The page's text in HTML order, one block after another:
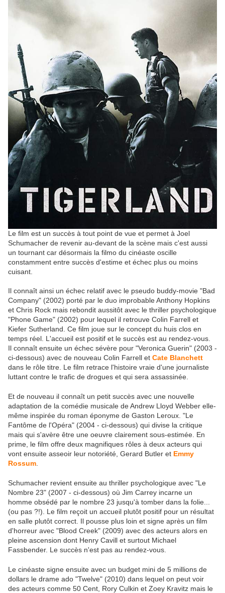
Le film est un succès à tout point de vue et permet à Joel
Schumacher de revenir au-devant de la scène mais c'est aussi
un tournant car désormais la filmo du cinéaste oscille
constamment entre succès d'estime et échec plus ou moins
cuisant.
Il connaît ainsi un échec relatif avec le pseudo buddy-movie "Bad
Company" (2002) porté par le duo improbable Anthony Hopkins
et Chris Rock mais rebondit aussitôt avec le thriller psychologique
"Phone Game" (2002) pour lequel il retrouve Colin Farrell et
Kiefer Sutherland. Ce film joue sur le concept du huis clos en
temps réel. L'accueil est positif et le succès est au rendez-vous.
Il connaît ensuite un échec sévère pour "Veronica Guerin" (2003 -
ci-dessous) avec de nouveau Colin Farrell et Cate Blanchett
dans le rôle titre. Le film retrace l'histoire vraie d'une journaliste
luttant contre le trafic de drogues et qui sera assassinée.
Et de nouveau il connaît un petit succès avec une nouvelle
adaptation de la comédie musicale de Andrew Lloyd Webber elle-
même inspirée du roman éponyme de Gaston Leroux. "Le
Fantôme de l'Opéra" (2004 - ci-dessous) qui divise la critique
mais qui s'avère être une oeuvre clairement sous-estimée. En
prime, le film offre deux magnifiques rôles à deux acteurs qui
vont ensuite asseoir leur notoriété, Gerard Butler et Emmy
Rossum
Schumacher revient ensuite au thriller psychologique avec "Le
Nombre 23" (2007 - ci-dessous) où Jim Carrey incarne un
homme obsédé par le nombre 23 jusqu'à tomber dans la folie...
(ou pas ?!). Le film reçoit un accueil plutôt positif pour un résultat
en salle plutôt correct. Il pousse plus loin et signe après un film
d'horreur avec "Blood Creek" (2009) avec des acteurs alors en
pleine ascension dont Henry Cavill et surtout Michael
Fassbender. Le succès n'est pas au rendez-vous.
Le cinéaste signe ensuite avec un budget mini de 5 millions de
dollars le drame ado "Twelve" (2010) dans lequel on peut voir
des acteurs comme 50 Cent, Rory Culkin et Zoey Kravitz mais le